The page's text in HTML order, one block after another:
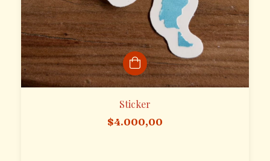
Sticker
$4.000,00